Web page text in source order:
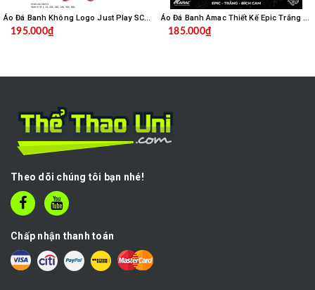
Áo Đá Banh Không Logo Just Play SC04 - Trắng
195.000₫
Áo Đá Banh Amac Thiết Kế Epic Trắng Bích
185.000₫
Theo dõi chúng tôi bạn nhé!
Chấp nhận thanh toán